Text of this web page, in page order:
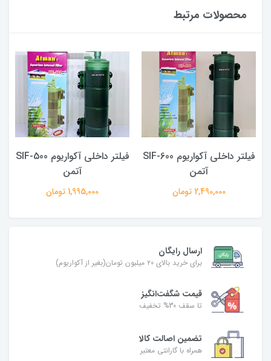
محصولات مرتبط
فیلتر داخلی آکواریوم SIF-600
آتمن
2,490,000 تومان
فیلتر داخلی آکواریوم SIF-500
آتمن
1,995,000 تومان
ارسال رایگان
برای خرید بالای ۲۰ میلیون تومان(بغیر از آکواریوم)
قیمت شگفت‌انگیز
تا سقف 30% تخفیف
تضمین اصالت کالا
همراه با گارانتی معتبر